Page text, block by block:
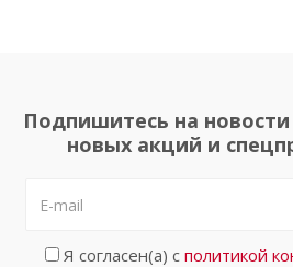
Подпишитесь на новости
новых акций и
Я согласен(а) с политикой